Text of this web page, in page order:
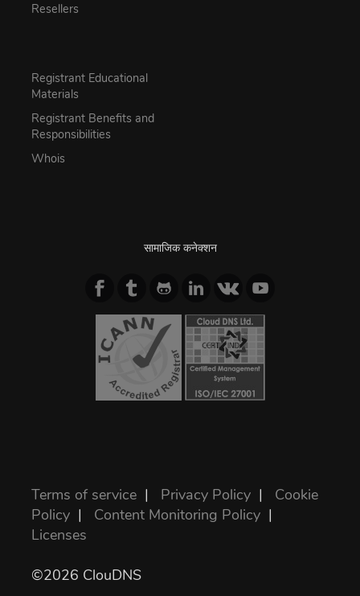
Resellers
Registrant Educational
Materials
Registrant Benefits and
Responsibilities
Whois
सामाजिक कनेक्शन
Terms of service | Privacy Policy | Cookie
Policy | Content Monitoring Policy |
Licenses
©2026 ClouDNS